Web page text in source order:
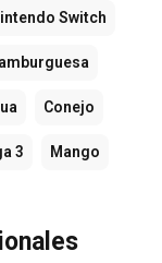
Switch
Conejo
3 Mango